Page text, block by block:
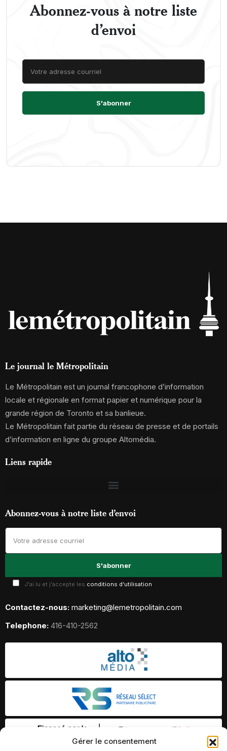
Gérer le consentement
Abonnez-vous à notre liste
d’envoi
Le journal le Métropolitain
Le Métropolitain est un journal francophone d’information
locale et régionale en format papier et numérique pour la
grande région de Toronto et sa banlieue.
Le Métropolitain fait partie du réseau de presse et de portails
d’information en ligne du groupe Altomédia.
Liens rapide
Abonnez-vous à notre liste d’envoi
J'ai lu et j'accepte les conditions d'utilisation
Contactez-nous: marketing@lemetropolitain.com
Telephone: 416-410-2562